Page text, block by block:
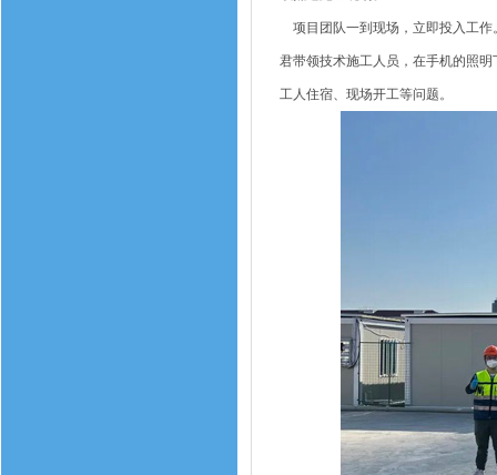
项目团队一到现场，立即投入工作
君带领技术施工人员，在手机的照
工人住宿、现场开工等问题。